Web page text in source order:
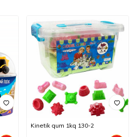
Kinetik qum 1kq 130-2